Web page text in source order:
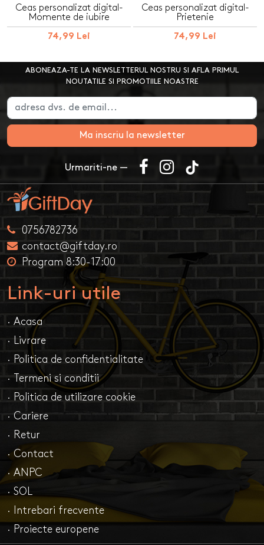
Ceas personalizat digital-
Momente de iubire
74,99 Lei
Ceas personalizat digital-
Prietenie
74,99 Lei
ABONEAZA-TE LA NEWSLETTERUL NOSTRU SI AFLA PRIMUL
NOUTATILE SI PROMOTIILE NOASTRE
Ma inscriu la newsletter
Urmariti-ne —
0756782736
contact@giftday.ro
Program 8:30-17:00
Link-uri utile
· Acasa
· Livrare
· Politica de confidentialitate
· Termeni si conditii
· Politica de utilizare cookie
· Cariere
· Retur
· Contact
· ANPC
· SOL
· Intrebari frecvente
· Proiecte europene